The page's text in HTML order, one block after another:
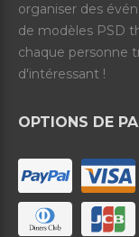
organiser des
de modèles PSD
chaque personne
d'intéressant !
OPTIONS DE